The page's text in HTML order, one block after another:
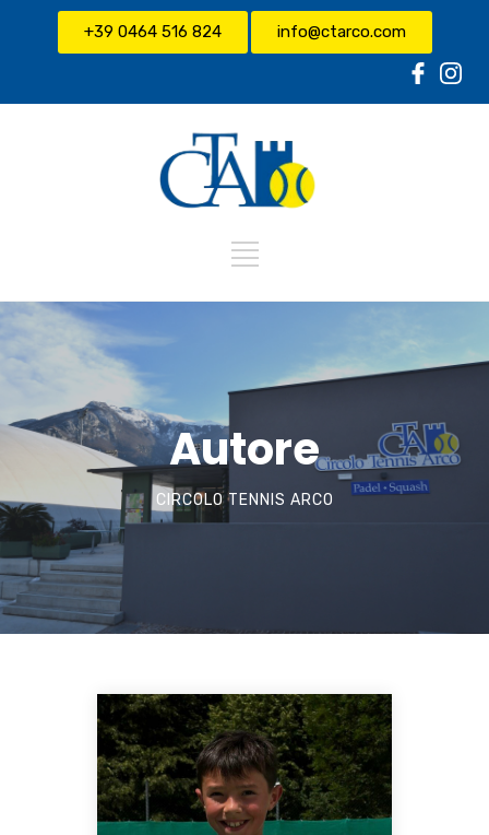
+39 0464 516 824 info@ctarco.com
Autore
CIRCOLO TENNIS ARCO